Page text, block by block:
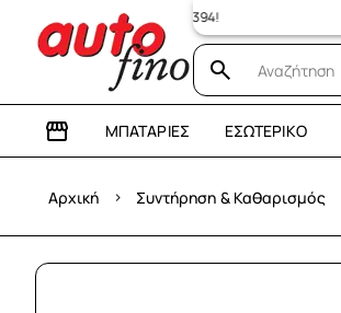
ΜΠΑΤΑΡΊΕΣ ΕΣΩΤΕΡΙΚΌ
Αρχική › Συντήρηση & Καθαρισμός